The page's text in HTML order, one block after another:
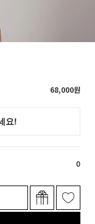
68,000원
0